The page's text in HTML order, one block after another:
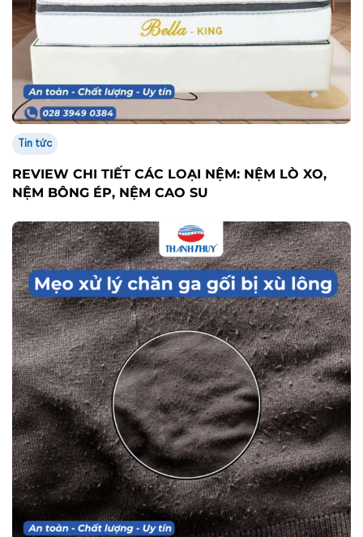
Tin tức
REVIEW CHI TIẾT CÁC LOẠI NỆM: NỆM LÒ XO,
NỆM BÔNG ÉP, NỆM CAO SU